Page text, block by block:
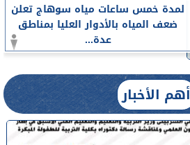
لمدة خمس ساعات مياه سوهاج تعلن
ضعف المياه بالأدوار العليا بمناطق
عدة...
أهم الأخبار